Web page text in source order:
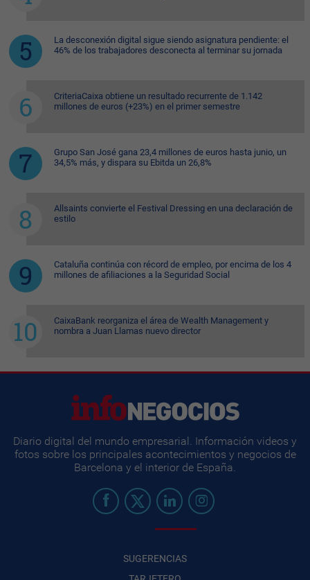
La desconexión digital sigue siendo asignatura pendiente: el
46% de los trabajadores desconecta al terminar su jornada
CriteriaCaixa obtiene un resultado recurrente de 1.142
millones de euros (+23%) en el primer semestre
Grupo San José gana 23,4 millones de euros hasta junio, un
34,5% más, y dispara su Ebitda un 26,8%
Allsaints convierte el Festival Dressing en una declaración de
estilo
Cataluña continúa con récord de empleo, por encima de los 4
millones de afiliaciones a la Seguridad Social
CaixaBank reorganiza el área de Wealth Management y
nombra a Juan Llamas nuevo director
Diario digital del mundo empresarial. Información videos y
fotos sobre los principales acontecimientos y negocios de
Barcelona y el interior de España.
SUGERENCIAS